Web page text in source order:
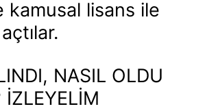
kamusal lisans ile
NASIL OLDU